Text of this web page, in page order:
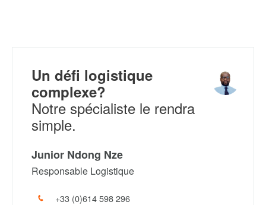
Un défi logistique
complexe?
Notre spécialiste le rendra
simple.
Junior Ndong Nze
Responsable Logistique
+33 (0)614 598 296